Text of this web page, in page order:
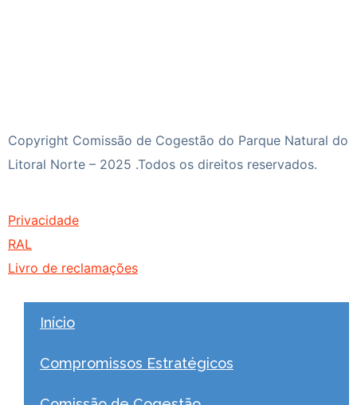
Copyright Comissão de Cogestão do Parque Natural do
Litoral Norte – 2025 .Todos os direitos reservados.
Privacidade
RAL
Livro de reclamações
Início
Compromissos Estratégicos